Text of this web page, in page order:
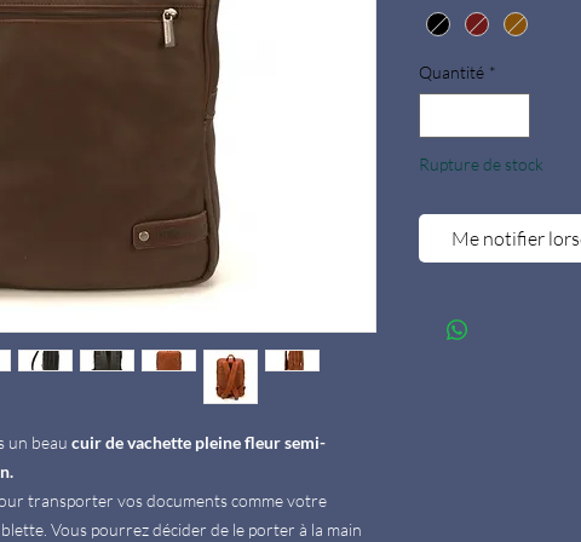
un beau cuir de vachette pleine fleur semi-
transporter vos documents comme votre
Vous pourrez décider de le porter à la main
Quantité *
Rupture de stock
Me notifier